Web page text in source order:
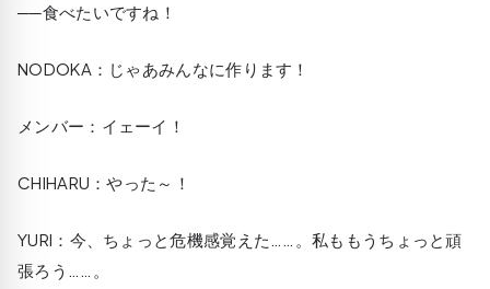
──食べたいですね！
NODOKA ：じゃあみんなに作ります！
メンバー：イェーイ！
CHIHARU ：やった～！
YURI ：今、ちょっと危機感覚えた……。私ももうちょっと頑
張ろう……。